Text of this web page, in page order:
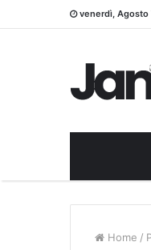
venerdì, Agosto
Home /